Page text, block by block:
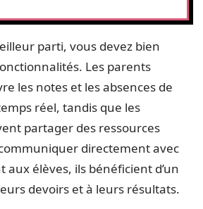
parti, vous devez bien
Les parents
les notes et les absences de
réel, tandis que les
partager des ressources
directement avec
aux élèves, ils bénéficient d’un
devoirs et à leurs résultats.